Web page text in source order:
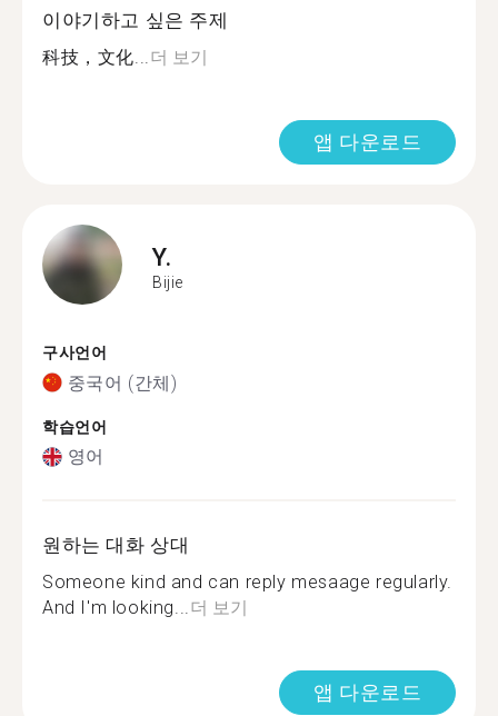
이야기하고 싶은 주제
科技，文化...더 보기
앱 다운로드
Y.
Bijie
구사언어
중국어 (간체)
학습언어
영어
원하는 대화 상대
Someone kind and can reply mesaage regularly.
And I'm looking...더 보기
앱 다운로드